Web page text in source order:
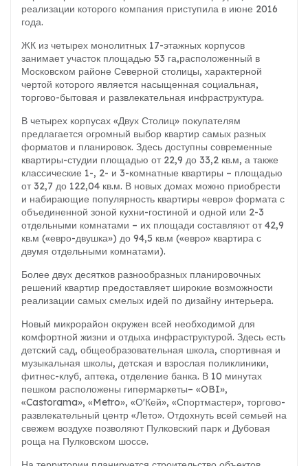
реализации которого компания приступила в июне 2016
года.
ЖК из четырех монолитных 17-этажных корпусов
занимает участок площадью 53 га,расположенный в
Московском районе Северной столицы, характерной
чертой которого является насыщенная социальная,
торгово-бытовая и развлекательная инфраструктура.
В четырех корпусах «Двух Столиц» покупателям
предлагается огромный выбор квартир самых разных
форматов и планировок. Здесь доступны современные
квартиры-студии площадью от 22,9 до 33,2 кв.м, а также
классические 1-, 2- и 3-комнатные квартиры – площадью
от 32,7 до 122,04 кв.м. В новых домах можно приобрести
и набирающие популярность квартиры «евро» формата с
объединенной зоной кухни-гостиной и одной или 2-3
отдельными комнатами – их площади составляют от 42,9
кв.м («евро-двушка») до 94,5 кв.м («евро» квартира с
двумя отдельными комнатами).
Более двух десятков разнообразных планировочных
решений квартир предоставляет широкие возможности
реализации самых смелых идей по дизайну интерьера.
Новый микрорайон окружен всей необходимой для
комфортной жизни и отдыха инфраструктурой. Здесь есть
детский сад, общеобразовательная школа, спортивная и
музыкальная школы, детская и взрослая поликлиники,
фитнес-клуб, аптека, отделение банка. В 10 минутах
пешком расположены гипермаркеты– «OBI»,
«Castorama», «Metro», «О'Кей», «Спортмастер», торгово-
развлекательный центр «Лето». Отдохнуть всей семьей на
свежем воздухе позволяют Пулковский парк и Дубовая
роща на Пулковском шоссе.